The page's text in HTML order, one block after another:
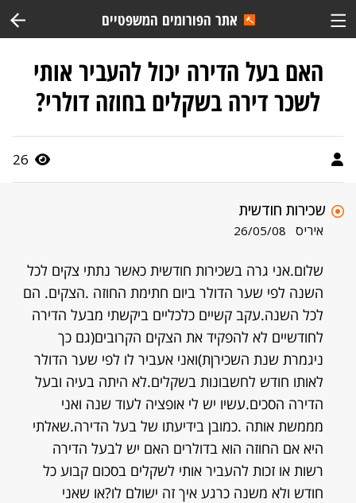
אתר הפורומים המשפטיים
האם בעל הדירה יכול להעביר אותי
לשכר דירה בשקלים בחוזה דולרי?
26
שכירות חודשית
איריס 26/05/08
שלום.אני גרה בשכירות חודשית כאשר נתתי צקים לכל
השנה לפי שער הדולר ביום חתימת החוזה .הצקים. הם
לכל השנה.עקב קשיים כלכליים ביקשתי מבעל הדירה
לחודשיים לא להפקיד את הצקים הקרובים(גם כך
ניגמרת שנת השכירןת)ואני אעביר לו לפי שער הדולר
לאותו חודש לחשבונות בשקלים.לא היתה בעיה ובעל
הדירה הסכים.עשיו יש לי אופציה לעוד שנה ואני
מממשת אותה .כמובן בידיעתו של בעל הדירה.שאלתי
היא אם החוזה הוא בדולרים האם יש לבעל הדירה
רשות או זכות להעביר אותי לשקלים בסכום קבוע כל
חודש ולא משנה כרגע איך זה ישולם לו?או שאני